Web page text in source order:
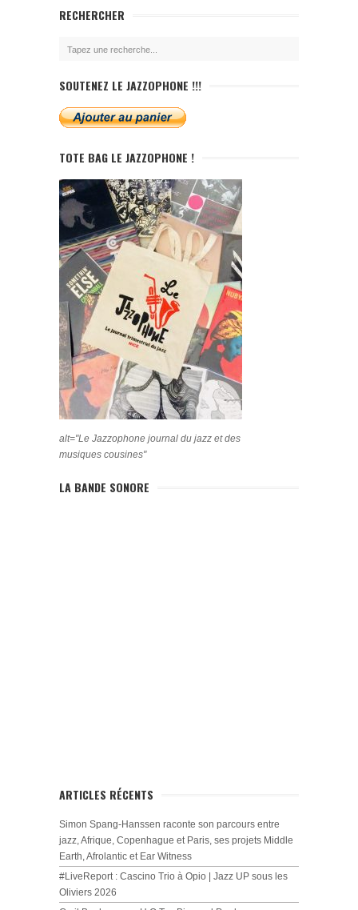
RECHERCHER
SOUTENEZ LE JAZZOPHONE !!!
TOTE BAG LE JAZZOPHONE !
alt="Le Jazzophone journal du jazz et des
musiques cousines"
LA BANDE SONORE
ARTICLES RÉCENTS
Simon Spang-Hanssen raconte son parcours entre
jazz, Afrique, Copenhague et Paris, ses projets Middle
Earth, Afrolantic et Ear Witness
#LiveReport : Cascino Trio à Opio | Jazz UP sous les
Oliviers 2026